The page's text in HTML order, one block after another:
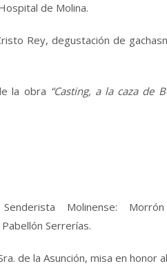
de Molina.
Rey, degustación de
la obra “Casting, a la caza de
Molinense: Morrón
Serrerías.
de la Asunción, misa en honor